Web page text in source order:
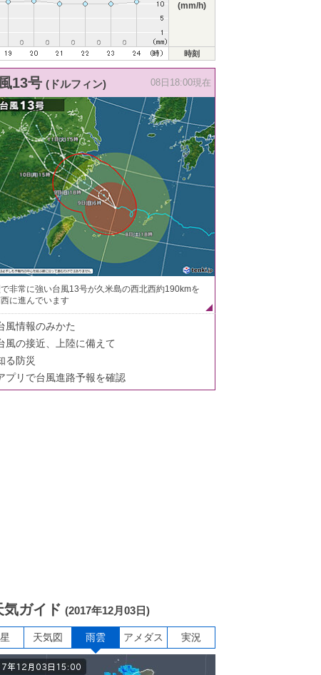
(mm/h)
時刻
13号 (ドルフィン) 08日18:00現在
非常に強い台風13号が久米島の西北西約190kmを
に進んでいます
風情報のみかた
風の接近、上陸に備えて
る防災
プリで台風進路予報を確認
気ガイド (2017年12月03日)
天気図 雨雲 アメダス 実況